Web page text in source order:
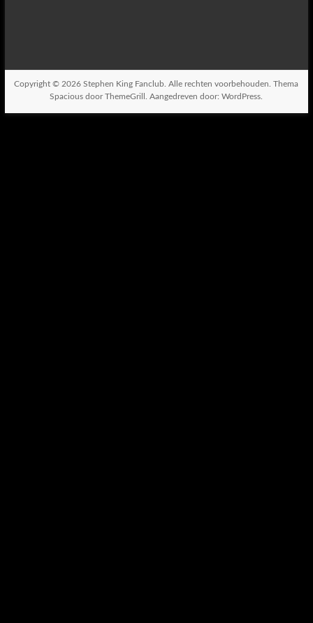
Copyright © 2026Stephen King Fanclub . Alle rechten voorbehouden. Thema
Spacious door ThemeGrill. Aangedreven door:WordPress